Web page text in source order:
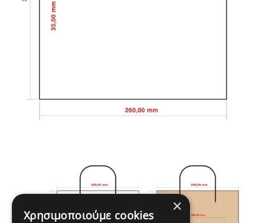
×
Χρησιμοποιούμε cookies